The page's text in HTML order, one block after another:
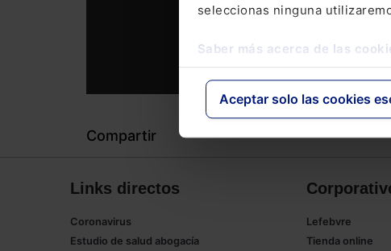
seleccionas ninguna
Saber más acerca de las
Aceptar solo las cookies
Compartir
Links directos
Coronavirus
Estudio de salud abogacía
Lefebvre
Tienda online